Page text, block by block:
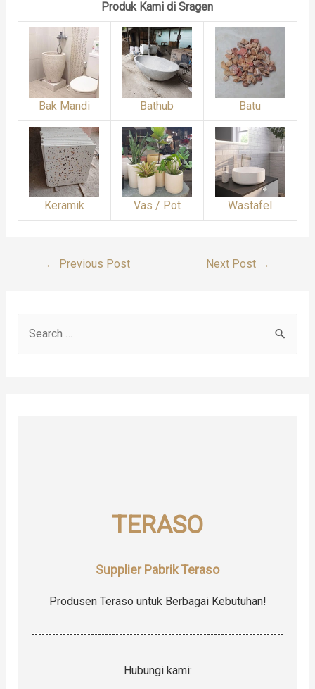
Produk Kami di Sragen
Bak Mandi Bathub Batu
Keramik Vas / Pot Wastafel
Post
← Previous Post Next Post →
TERASO
Supplier Pabrik Teraso
Produsen Teraso untuk Berbagai Kebutuhan!
Hubungi kami: